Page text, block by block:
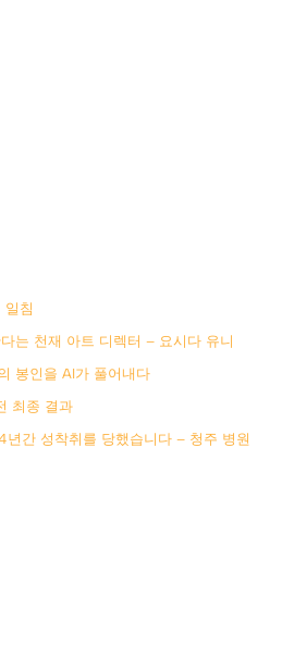
일침
는 천재 아트 디렉터 – 요시다 유니
봉인을 AI가 풀어내다
최종 결과
간 성착취를 당했습니다 – 청주 병원